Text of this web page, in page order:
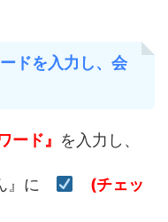
ドを入力し、会
ード』 を入力し、
』に
(チェッ